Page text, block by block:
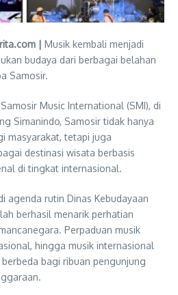
| Musik kembali menjadi
budaya dari berbagai belahan
Samosir.
Music International (SMI), di
Simanindo, Samosir tidak hanya
masyarakat, tetapi juga
destinasi wisata berbasis
di tingkat internasional.
agenda rutin Dinas Kebudayaan
berhasil menarik perhatian
Perpaduan musik
hingga musik internasional
bagi ribuan pengunjung